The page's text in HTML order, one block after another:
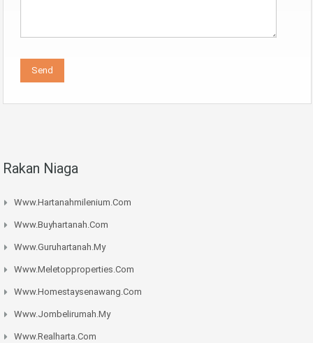
Rakan Niaga
Www.hartanahmilenium.com
Www.buyhartanah.com
Www.guruhartanah.my
Www.meletopproperties.com
Www.homestaysenawang.com
Www.jombelirumah.my
Www.realharta.com